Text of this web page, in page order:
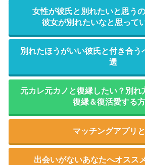
女性が彼氏と別れたいと思う
彼女が別れたいなと思って
別れたほうがいい彼氏と付き合う
選
元カレ元カノと復縁したい？別れ
復縁＆復活愛する
マッチングアプリ
出会いがないあなたへオスス